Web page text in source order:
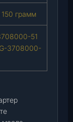
грамм
51
3708000-